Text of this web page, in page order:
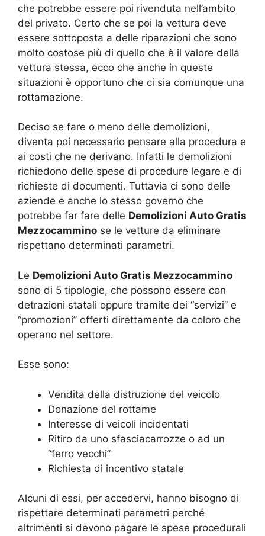
che potrebbe essere poi rivenduta nell’ambito
del privato. Certo che se poi la vettura deve
essere sottoposta a delle riparazioni che sono
molto costose più di quello che è il valore della
vettura stessa, ecco che anche in queste
situazioni è opportuno che ci sia comunque una
rottamazione.
Deciso se fare o meno delle demolizioni,
diventa poi necessario pensare alla procedura e
ai costi che ne derivano. Infatti le demolizioni
richiedono delle spese di procedure legare e di
richieste di documenti. Tuttavia ci sono delle
aziende e anche lo stesso governo che
potrebbe far fare delle Demolizioni Auto Gratis
Mezzocammino se le vetture da eliminare
rispettano determinati parametri.
Le Demolizioni Auto Gratis Mezzocammino
sono di 5 tipologie, che possono essere con
detrazioni statali oppure tramite dei “servizi” e
“promozioni” offerti direttamente da coloro che
operano nel settore.
Esse sono:
Vendita della distruzione del veicolo
Donazione del rottame
Interesse di veicoli incidentati
Ritiro da uno sfasciacarrozze o ad un
“ferro vecchi”
Richiesta di incentivo statale
Alcuni di essi, per accedervi, hanno bisogno di
rispettare determinati parametri perché
altrimenti si devono pagare le spese procedurali